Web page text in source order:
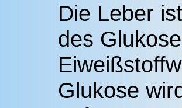
Die Leber
des
Glukose